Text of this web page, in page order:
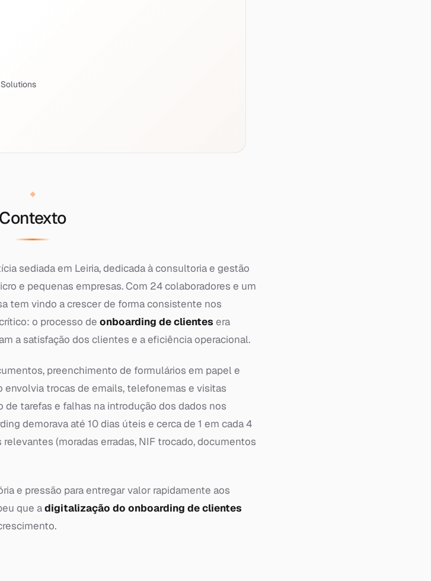
Contexto
sediada em Leiria, dedicada à consultoria e gestão
e pequenas empresas. Com 24 colaboradores e um
tem vindo a crescer de forma consistente nos
o processo de onboarding de clientes era
a satisfação dos clientes e a eficiência operacional.
preenchimento de formulários em papel e
envolvia trocas de emails, telefonemas e visitas
de tarefas e falhas na introdução dos dados nos
demorava até 10 dias úteis e cerca de 1 em cada 4
(moradas erradas, NIF trocado, documentos
e pressão para entregar valor rapidamente aos
que adigitalização do onboarding de clientes